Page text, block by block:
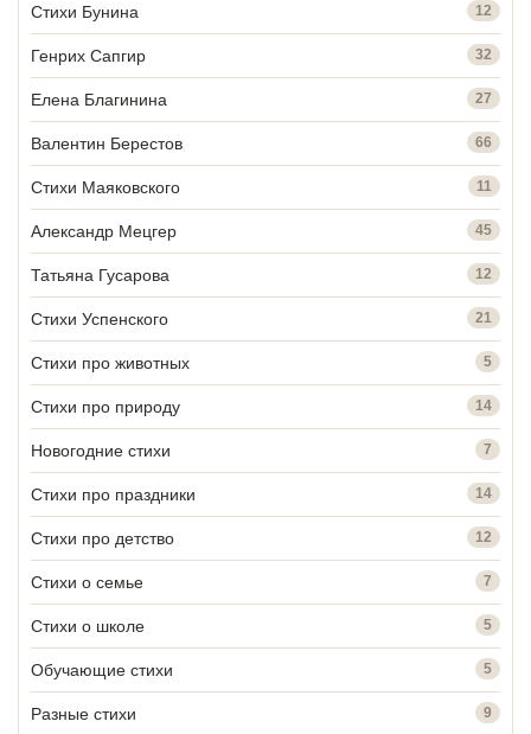
Стихи Бунина 12
Генрих Сапгир 32
Елена Благинина 27
Валентин Берестов 66
Стихи Маяковского 11
Александр Мецгер 45
Татьяна Гусарова 12
Стихи Успенского 21
Стихи про животных 5
Стихи про природу 14
Новогодние стихи 7
Стихи про праздники 14
Стихи про детство 12
Стихи о семье 7
Стихи о школе 5
Обучающие стихи 5
Разные стихи 9